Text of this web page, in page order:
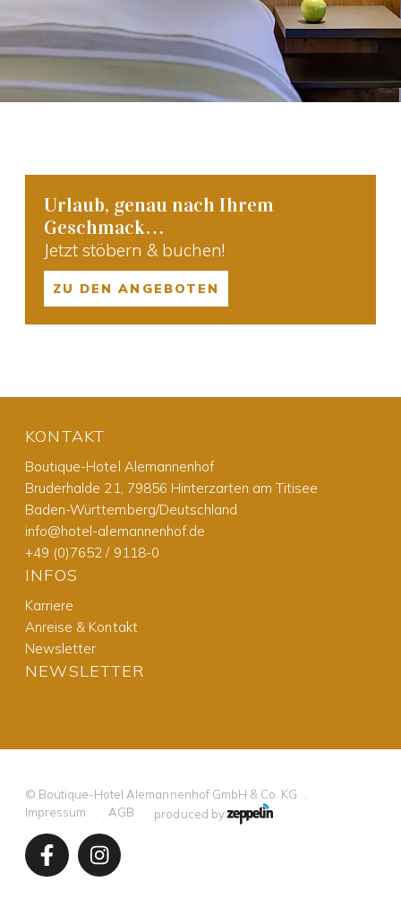
Urlaub, genau nach Ihrem
Geschmack…
Jetzt stöbern & buchen!
ZU DEN ANGEBOTEN
KONTAKT
Boutique-Hotel Alemannenhof
Bruderhalde 21, 79856 Hinterzarten am Titisee
Baden-Württemberg/Deutschland
info@hotel-alemannenhof.de
+49 (0)7652 / 9118-0
INFOS
Karriere
Anreise & Kontakt
Newsletter
NEWSLETTER
© Boutique-Hotel Alemannenhof GmbH & Co. KG
Impressum
AGB produced by